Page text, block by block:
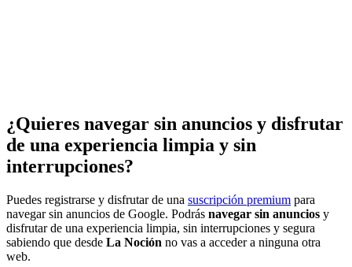
¿Quieres navegar sin anuncios y disfrutar
de una experiencia limpia y sin
interrupciones?
Puedes registrarse y disfrutar de una suscripción premium para
navegar sin anuncios de Google. Podrás navegar sin anuncios y
disfrutar de una experiencia limpia, sin interrupciones y segura
sabiendo que desde La Noción no vas a acceder a ninguna otra
web.